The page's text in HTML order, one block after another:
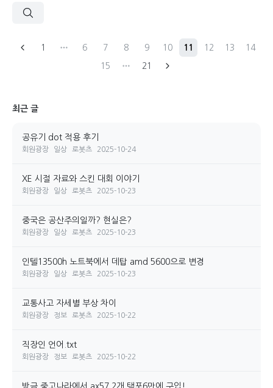
1 6 7 8 9 10 11 12 13 14
15 21
최근 글
공유기 dot 적용 후기
회원광장 일상 로봇츠 2025-10-24
XE 시절 자료와 스킨 대회 이야기
회원광장 일상 로봇츠 2025-10-23
중국은 공산주의일까? 현실은?
회원광장 일상 로봇츠 2025-10-23
인텔13500h 노트북에서 데탑 amd 5600으로 변경
회원광장 일상 로봇츠 2025-10-23
교통사고 자세별 부상 차이
회원광장 정보 로봇츠 2025-10-22
직장인 언어.txt
회원광장 정보 로봇츠 2025-10-22
방금 중고나라에서 ax57 2개 택포6만에 구입!